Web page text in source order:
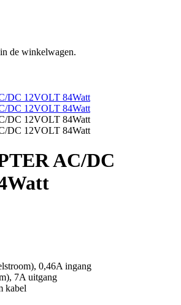
de winkelwagen.
AC/DC
0,46A ingang
7A uitgang
kabel